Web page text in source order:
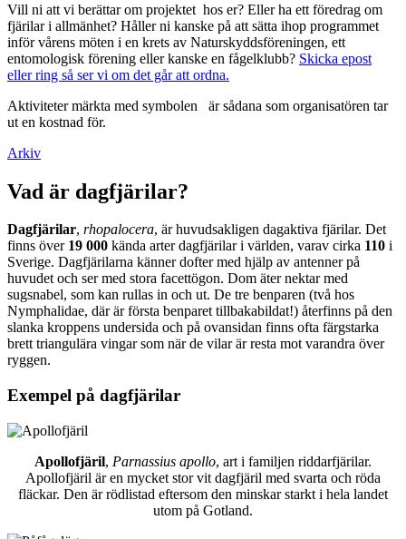
Vill ni att vi berättar om projektet hos er? Eller ha ett föredrag om
fjärilar i allmänhet? Håller ni kanske på att sätta ihop programmet
inför vårens möten i en krets av Naturskyddsföreningen, ett
entomologisk förening eller kanske en fågelklubb? Skicka epost
eller ring så ser vi om det går att ordna.
Aktiviteter märkta med symbolen
är sådana som organisatören tar
ut en kostnad för.
Arkiv
Vad är dagfjärilar?
Dagfjärilar, rhopalocera, är huvudsakligen dagaktiva fjärilar. Det
finns över 19 000 kända arter dagfjärilar i världen, varav cirka 110 i
Sverige. Dagfjärilarna känner dofter med hjälp av antenner på
huvudet och ser med stora facettögon. Dom äter nektar med
sugsnabel, som kan rullas in och ut. De tre benparen (två hos
Nymphalidae, där är första benparet tillbakabildat!) återfinns på den
slanka kroppens undersida och på ovansidan finns ofta färgstarka
brett triangulära vingar som när de vilar är resta mot varandra över
ryggen.
Exempel på dagfjärilar
Apollofjäril, Parnassius apollo, art i familjen riddarfjärilar.
Apollofjäril är en mycket stor vit dagfjäril med svarta och röda
fläckar. Den är rödlistad eftersom den minskar starkt i hela landet
utom på Gotland.